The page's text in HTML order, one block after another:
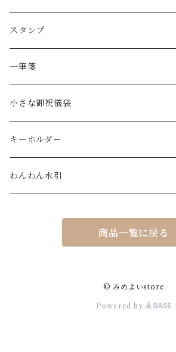
内袋
ピアス
イヤリング
ヘアアクセサリー
ノンホールピアス
巾着
スタンプ
一筆箋
小さな御祝儀袋
キーホルダー
わんわん水引
商品一覧に戻る
© みめよいstore
Powered by